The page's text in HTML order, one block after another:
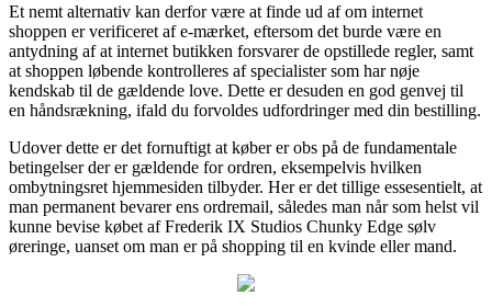
Et nemt alternativ kan derfor være at finde ud af om internet
shoppen er verificeret af e-mærket, eftersom det burde være en
antydning af at internet butikken forsvarer de opstillede regler, samt
at shoppen løbende kontrolleres af specialister som har nøje
kendskab til de gældende love. Dette er desuden en god genvej til
en håndsrækning, ifald du forvoldes udfordringer med din bestilling.
Udover dette er det fornuftigt at køber er obs på de fundamentale
betingelser der er gældende for ordren, eksempelvis hvilken
ombytningsret hjemmesiden tilbyder. Her er det tillige essesentielt, at
man permanent bevarer ens ordremail, således man når som helst vil
kunne bevise købet af Frederik IX Studios Chunky Edge sølv
øreringe, uanset om man er på shopping til en kvinde eller mand.